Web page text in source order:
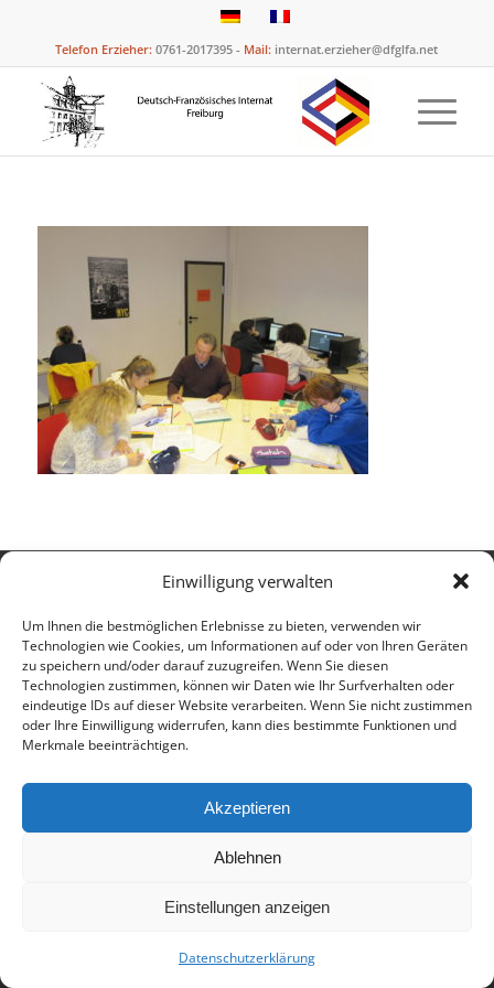
Einwilligung verwalten
Um Ihnen die bestmöglichen Erlebnisse zu bieten, verwenden wir
Technologien wie Cookies, um Informationen auf oder von Ihren Geräten
zu speichern und/oder darauf zuzugreifen. Wenn Sie diesen
Technologien zustimmen, können wir Daten wie Ihr Surfverhalten oder
eindeutige IDs auf dieser Website verarbeiten. Wenn Sie nicht zustimmen
oder Ihre Einwilligung widerrufen, kann dies bestimmte Funktionen und
Merkmale beeinträchtigen.
Akzeptieren
Ablehnen
Einstellungen anzeigen
Datenschutzerklärung
Telefon Erzieher: 0761-2017395 - Mail: internat.erzieher@dfglfa.net
© 2017 - Deutsch-Französisches Internat Freiburg - Realisiert von
Impressum
Datenschutzerklärung